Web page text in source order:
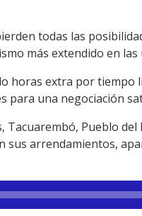
todas las
más extendido en
horas extra por tiempo
para una negociación
Tacuarembó, Pueblo
arrendamientos,